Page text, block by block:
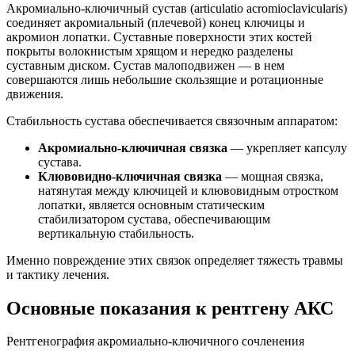
Акромиально-ключичный сустав (articulatio acromioclavicularis)
соединяет акромиальный (плечевой) конец ключицы и
акромион лопатки. Суставные поверхности этих костей
покрыты волокнистым хрящом и нередко разделены
суставным диском. Сустав малоподвижен — в нем
совершаются лишь небольшие скользящие и ротационные
движения.
Стабильность сустава обеспечивается связочным аппаратом:
Акромиально-ключичная связка — укрепляет капсулу
сустава.
Клювовидно-ключичная связка — мощная связка,
натянутая между ключицей и клювовидным отростком
лопатки, является основным статическим
стабилизатором сустава, обеспечивающим
вертикальную стабильность.
Именно повреждение этих связок определяет тяжесть травмы
и тактику лечения.
Основные показания к рентгену АКС
Рентгенография акромиально-ключичного сочленения